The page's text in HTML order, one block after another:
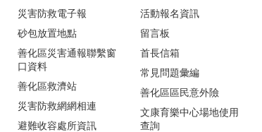
災害防救電子報
砂包放置地點
善化區災害通報聯繫窗
口資料
善化區救濟站
災害防救網網相連
避難收容處所資訊
活動報名資訊
留言板
首長信箱
常見問題彙編
善化區區民意外險
文康育樂中心場地使用
查詢